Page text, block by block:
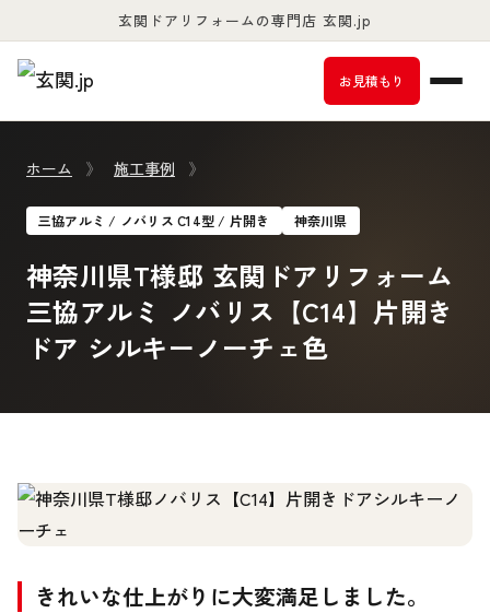
玄関ドアリフォームの専門店 玄関.jp
お見積もり
ホーム 》 施工事例 》
三協アルミ / ノバリス C14型 / 片開き 神奈川県
神奈川県T様邸 玄関ドアリフォーム
三協アルミ ノバリス【C14】片開き
ドア シルキーノーチェ色
きれいな仕上がりに大変満足しました。